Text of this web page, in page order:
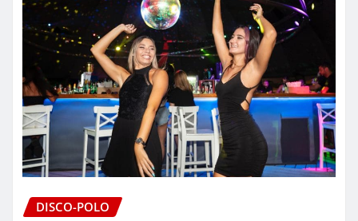
DISCO-POLO